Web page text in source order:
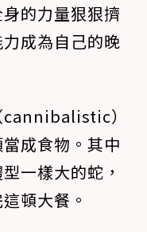
的力量狠狠擠
成為自己的晚
cannibalistic）
成食物。其中
一樣大的蛇，
頓大餐。